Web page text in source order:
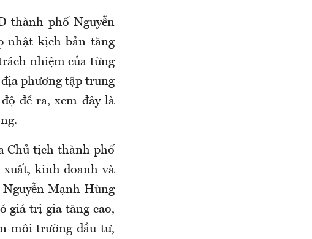
thành phố Nguyễn
nhật kịch bản tăng
nhiệm của từng
phương tập trung
đề ra, xem đây là
Chủ tịch thành phố
xuất, kinh doanh và
Mạnh Hùng
giá trị gia tăng cao,
môi trường đầu tư,